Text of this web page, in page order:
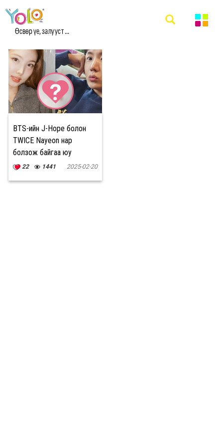
Өсвөр үе, залууст ...
#TWICE NAYEON МЭДЭЭ
BTS-ийн J-Hope болон
TWICE Nayeon нар
болзож байгаа юу
22 1441 2025-02-20